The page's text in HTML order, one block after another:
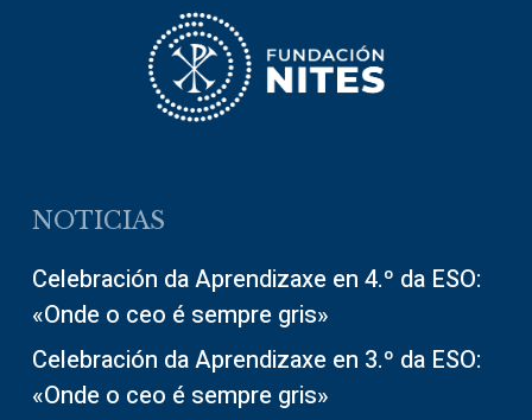
NOTICIAS
Celebración da Aprendizaxe en 4.º da ESO:
«Onde o ceo é sempre gris»
Celebración da Aprendizaxe en 3.º da ESO:
«Onde o ceo é sempre gris»